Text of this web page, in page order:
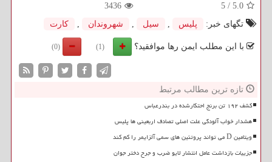
5.0
/
5
3436
تگهای خبر:
پلیس سیل شهروندان كارت
با این مطلب ایمن رها موافقید؟ (1)
(0)
تازه ترین مطالب مرتبط
کشف ۱۹۲ تن برنج احتکارشده در بندرعباس
هشدار خواب آلودگی علت اصلی تصادف اربعینی ها پلیس
ویتامین D می تواند پروتئین های سمی آلزایمر را کم کند
جزییات بازداشت عامل انتشار لایو ضرب و جرح دختر جوان